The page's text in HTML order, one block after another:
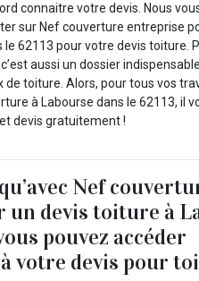
connaitre votre devis. Nous
sur Nef couverture entreprise
le 62113 pour votre devis toiture.
aussi un dossier
toiture. Alors, pour tous vos
à Labourse dans le 62113, il
devis gratuitement !
Nef
un devis toiture à
pouvez accéder
votre devis pour